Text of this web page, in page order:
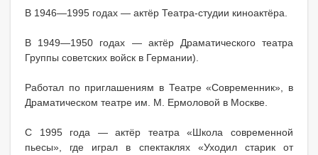
В 1946—1995 годах — актёр Театра-студии киноактёра.
В 1949—1950 годах — актёр Драматического театра
Группы советских войск в Германии).
Работал по приглашениям в Театре «Современник», в
Драматическом театре им. М. Ермоловой в Москве.
С 1995 года — актёр театра «Школа современной
пьесы», где играл в спектаклях «Уходил старик от